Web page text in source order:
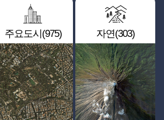
주요도시(975) 자연(303)